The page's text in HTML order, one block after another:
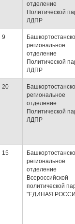
отделение
Политической
ЛДПР
9
региональное
отделение
Политической
ЛДПР
20
региональное
отделение
Политической
ЛДПР
15
региональное
отделение
Всероссийской
политической
"ЕДИНАЯ